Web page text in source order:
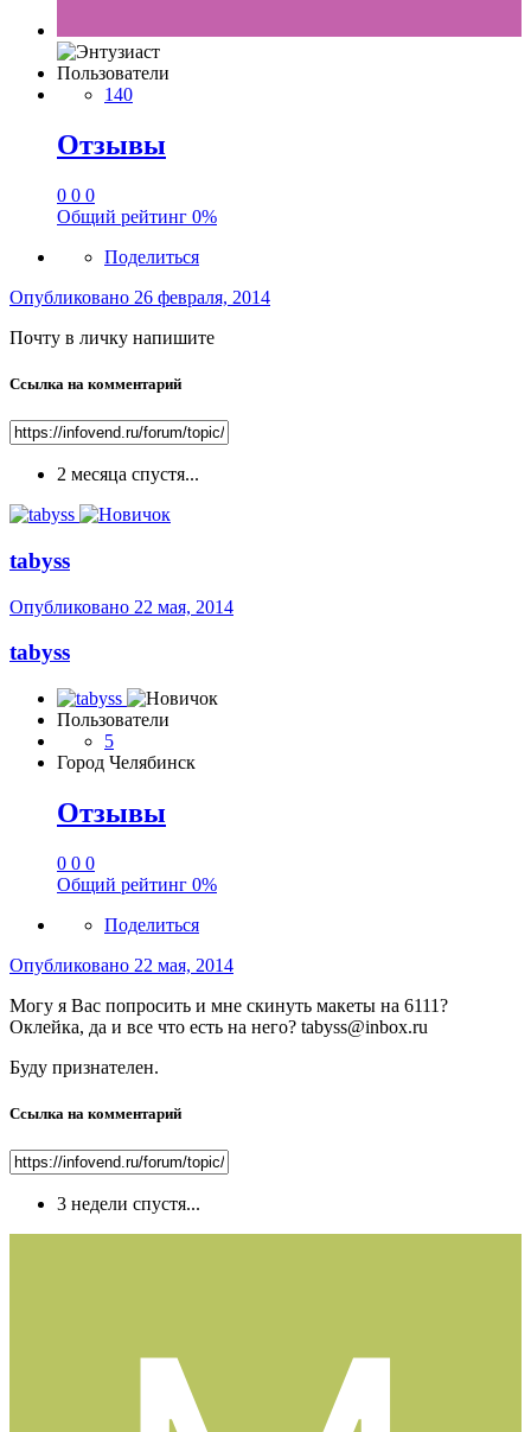
Пользователи
140
Отзывы
0 0 0
Общий рейтинг 0%
Поделиться
Опубликовано 26 февраля, 2014
Почту в личку напишите
Ссылка на комментарий
2 месяца спустя...
tabyss
Опубликовано 22 мая, 2014
tabyss
Пользователи
5
Город Челябинск
Отзывы
0 0 0
Общий рейтинг 0%
Поделиться
Опубликовано 22 мая, 2014
Могу я Вас попросить и мне скинуть макеты на 6111?
Оклейка, да и все что есть на него? tabyss@inbox.ru
Буду признателен.
Ссылка на комментарий
3 недели спустя...